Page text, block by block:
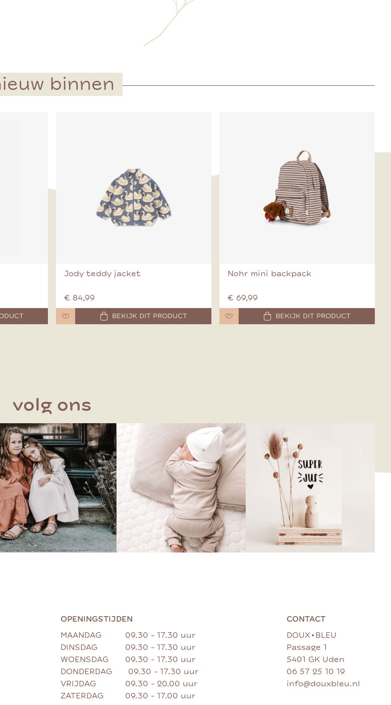
binnen
Jody teddy jacket
€ 84,99
BEKIJK DIT PRODUCT
Nohr mini backpack
€ 69,99
BEKIJK DIT PRODUCT
volg ons
OPENINGSTIJDEN
MAANDAG
09.30 - 17.30 uur
DINSDAG
09.30 - 17.30 uur
WOENSDAG
09.30 - 17.30 uur
DONDERDAG
09.30 - 17.30 uur
VRIJDAG
09.30 - 20.00 uur
ZATERDAG
09.30 - 17.00 uur
CONTACT
DOUX • BLEU
Passage 1
5401 GK Uden
06 57 25 10 19
info@douxbleu.nl